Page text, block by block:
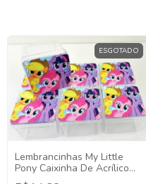
ESGOTADO
Lembrancinhas My Little
Pony Caixinha De Acrílico
5x5 - Decoração Festa